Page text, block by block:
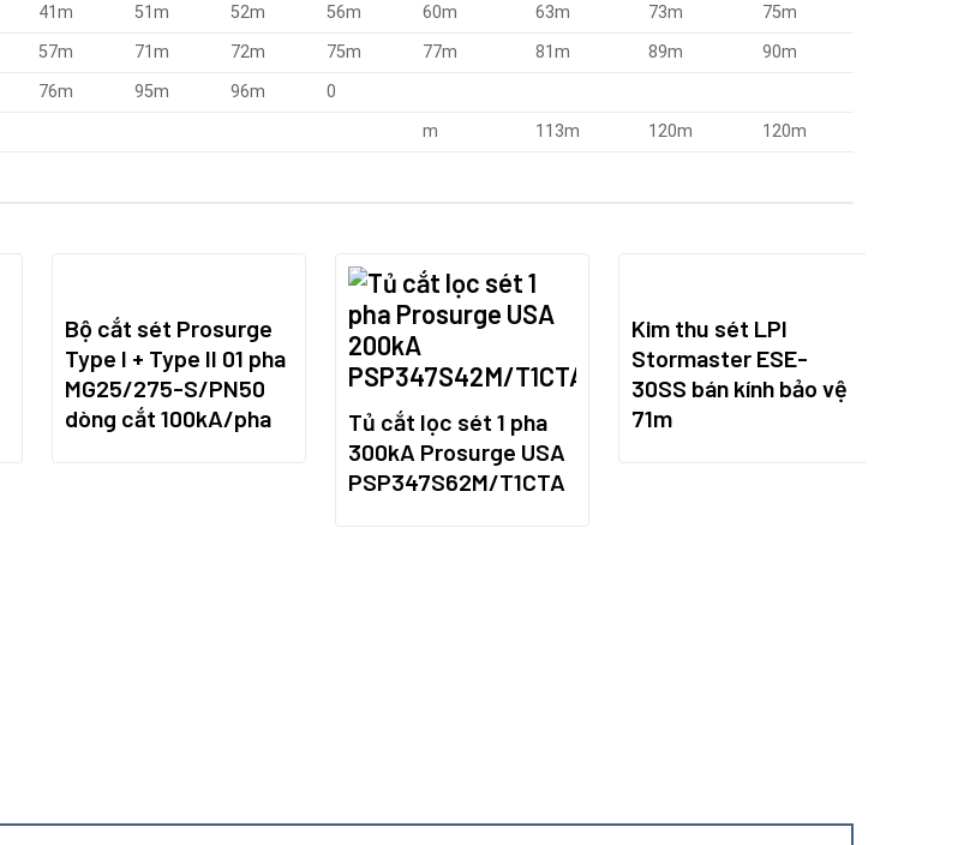
41m 51m 52m 56m 60m 63m 73m
75m
57m 71m 72m 75m 77m 81m 89m
90m
76m 95m 96m
0
m
113m 120m 120m
Bộ cắt sét Prosurge
Type I + Type II 01 pha
MG25/275-S/PN50
dòng cắt 100kA/pha
Tủ cắt lọc sét 1 pha
300kA Prosurge USA
PSP347S62M/T1CTA
Kim thu sét LPI
Stormaster ESE-
30SS bán kính bảo vệ
71m